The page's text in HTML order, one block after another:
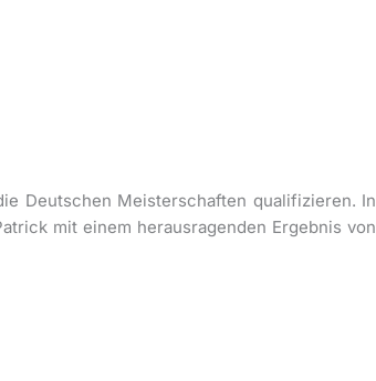
Deutschen Meisterschaften qualifizieren. In
mit einem herausragenden Ergebnis von